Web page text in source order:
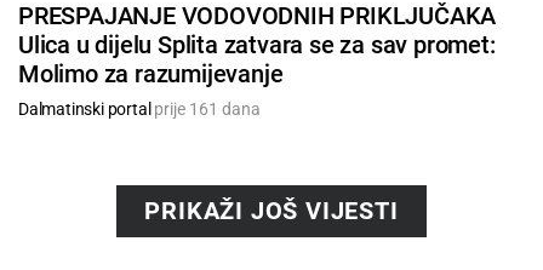
PRESPAJANJE VODOVODNIH PRIKLJUČAKA
Ulica u dijelu Splita zatvara se za sav promet:
Molimo za razumijevanje
Dalmatinski portal prije 161 dana
PRIKAŽI JOŠ VIJESTI